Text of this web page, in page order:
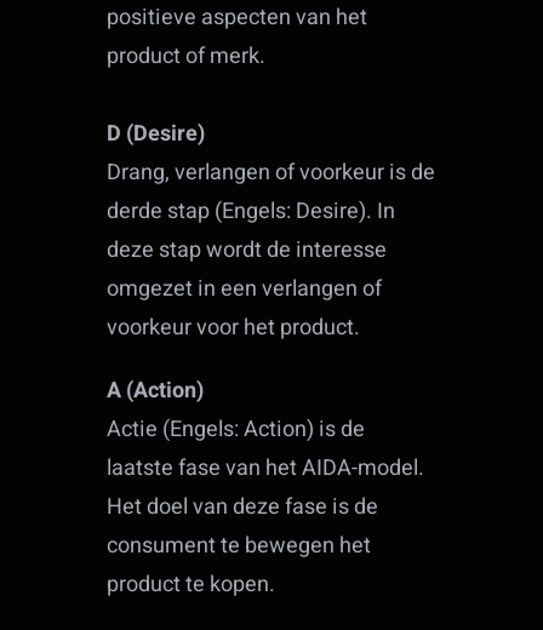
positieve aspecten van het
product of merk.
D (Desire)
Drang, verlangen of voorkeur is de
derde stap (Engels: Desire). In
deze stap wordt de interesse
omgezet in een verlangen of
voorkeur voor het product.
A (Action)
Actie (Engels: Action) is de
laatste fase van het AIDA-model.
Het doel van deze fase is de
consument te bewegen het
product te kopen.